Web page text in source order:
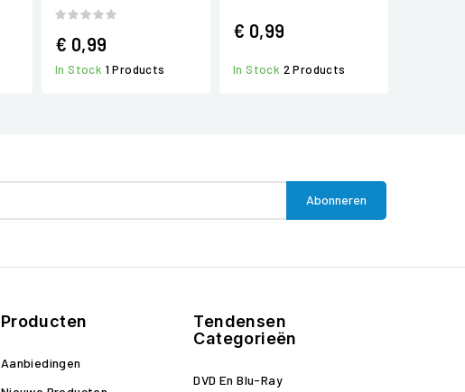
€ 0,99
In Stock 1 Products
€ 0,99
In Stock 2 Products
Producten
Aanbiedingen
Tendensen
Categorieën
DVD En Blu-Ray